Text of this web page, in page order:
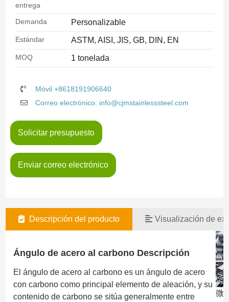
entrega
Demanda Personalizable
Estándar ASTM, AISI, JIS, GB, DIN, EN
MOQ 1 tonelada
Móvil +8618191906640
Correo electrónico: info@cjmstainlesssteel.com
Solicitar presupuesto
Enviar correo electrónico
Descripción del producto Visualización de
Ángulo de acero al carbono Descripción
El ángulo de acero al carbono es un ángulo de acero
con carbono como principal elemento de aleación, y su
contenido de carbono se sitúa generalmente entre
微